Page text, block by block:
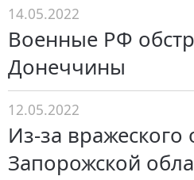
14.05.2022
Военные РФ
Донеччины
12.05.2022
Из-за вражеского
Запорожской